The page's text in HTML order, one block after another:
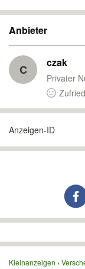
Anbieter
C czak
Privater
Anzeigen-ID
Kleinanzeigen